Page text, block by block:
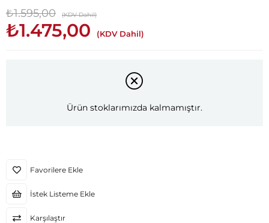
₺1.595,00 (KDV Dahil)
₺1.475,00 (KDV Dahil)
Ürün stoklarımızda kalmamıştır.
Favorilere Ekle
İstek Listeme Ekle
Karşılaştır